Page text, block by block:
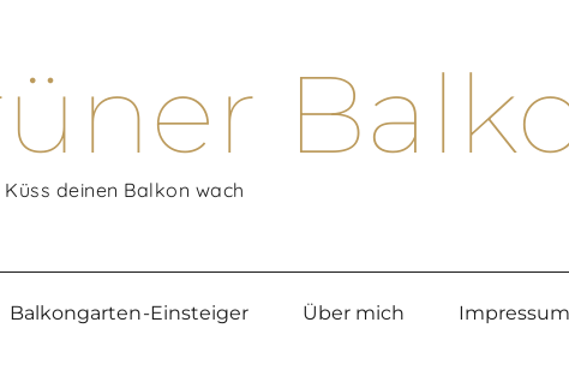
Küss deinen Balkon wach
Balkongarten-Einsteiger Über mich Impressum